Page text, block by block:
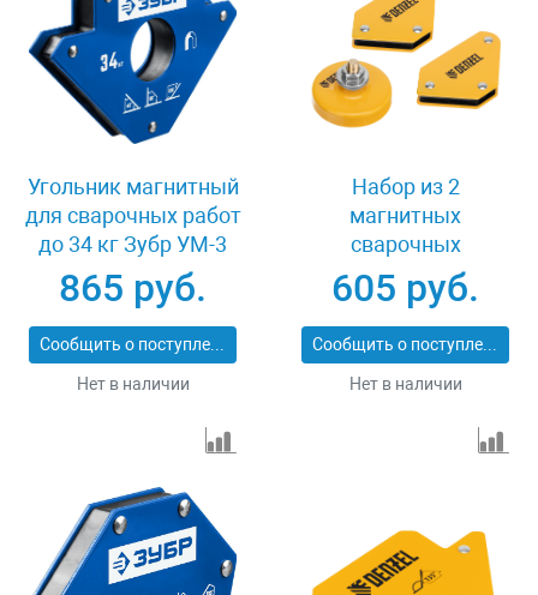
Угольник магнитный
для сварочных работ
до 34 кг Зубр УМ-3
40050-34
865 руб.
Сообщить о поступлении
Нет в наличии
Набор из 2
магнитных
сварочных
фиксаторов и
магнитной клеммы
"масса" Denzel 97557
605 руб.
Сообщить о поступлении
Нет в наличии